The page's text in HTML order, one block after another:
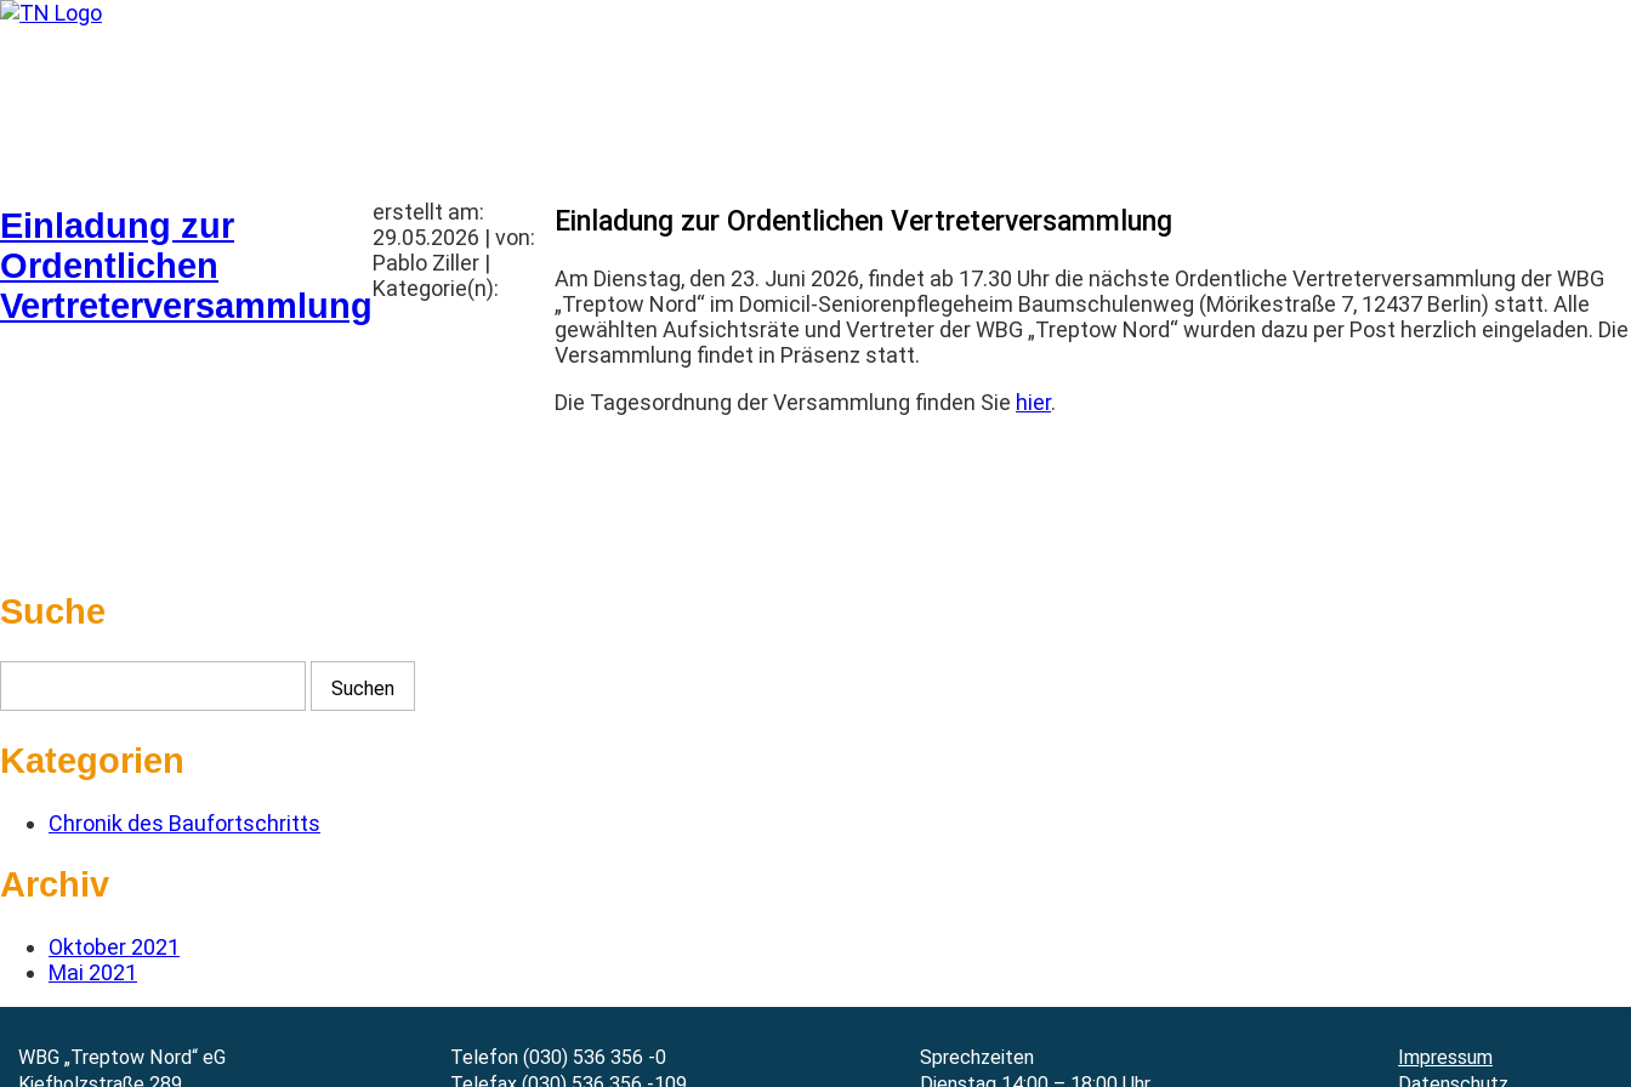
Einladung zur
Ordentlichen
Vertreterversammlung
erstellt am:
29.05.2026 | von:
Pablo Ziller |
Kategorie(n):
Einladung zur Ordentlichen Vertreterversammlung
Am Dienstag, den 23. Juni 2026, findet ab 17.30 Uhr die nächste Ordentliche Vertreterversammlung der WBG
„Treptow Nord“ im Domicil-Seniorenpflegeheim Baumschulenweg (Mörikestraße 7, 12437 Berlin) statt. Alle
gewählten Aufsichtsräte und Vertreter der WBG „Treptow Nord“ wurden dazu per Post herzlich eingeladen. Die
Versammlung findet in Präsenz statt.
Die Tagesordnung der Versammlung finden Sie hier.
Suche
Kategorien
Chronik des Baufortschritts
Archiv
Oktober 2021
Mai 2021
WBG „Treptow Nord“ eG
Telefon (030) 536 356 -0
Sprechzeiten
Impressum